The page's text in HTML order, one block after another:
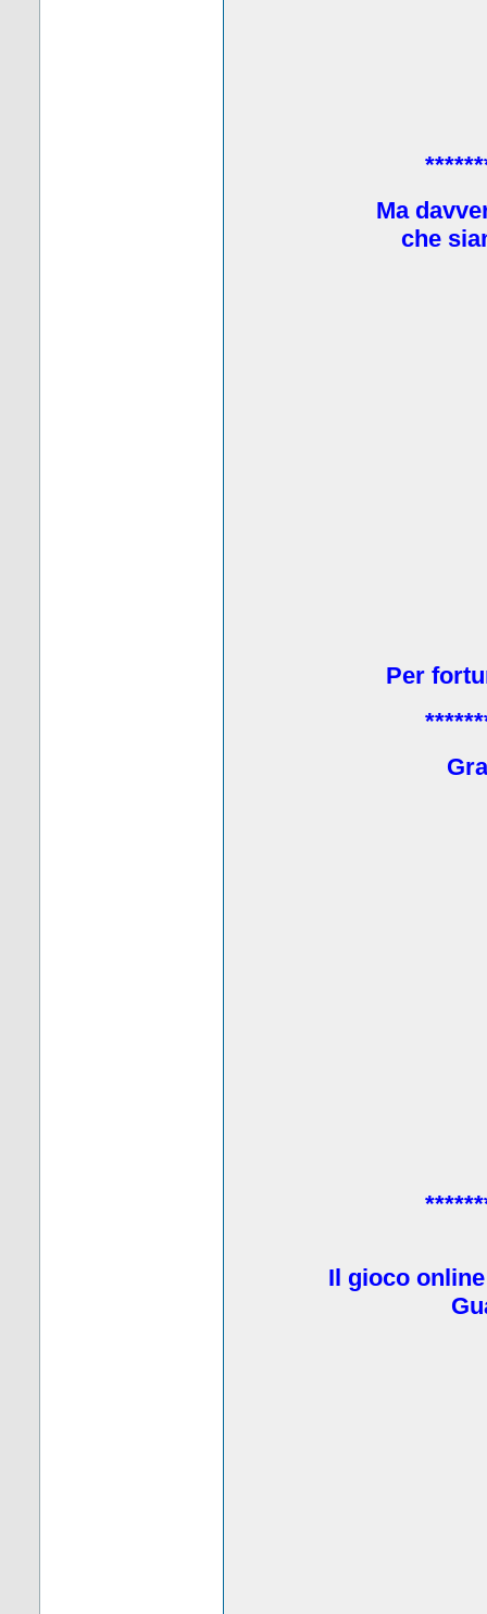
Ma
che
Per
Il gioco